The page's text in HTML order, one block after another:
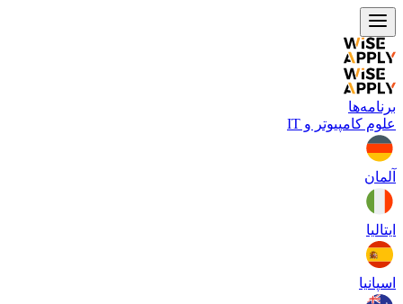
برنامه‌ها
علوم کامپیوتر و IT
آلمان
ایتالیا
اسپانیا